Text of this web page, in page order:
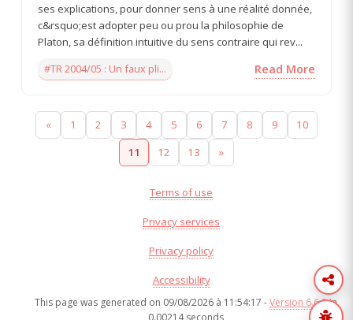
ses explications, pour donner sens à une réalité donnée,
c&rsquo;est adopter peu ou prou la philosophie de
Platon, sa définition intuitive du sens contraire qui rev...
#TR 2004/05 : Un faux pli...
Read More
« 1 2 3 4 5 6 7 8 9
10
11
12 13 »
Terms of use
Privacy services
Privacy policy
Accessibility
This page was generated on 09/08/2026 à 11:54:17 -Version 6.6.8in
0.00214 seconds